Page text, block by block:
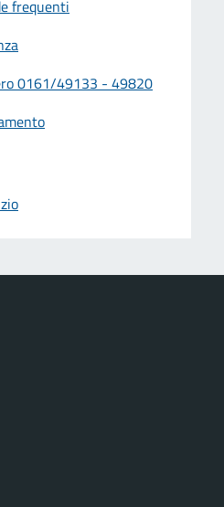
frequenti
0161/49133 - 49820